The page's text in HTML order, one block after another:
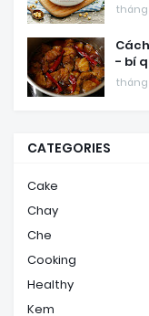
tháng
- bí
tháng
CATEGORIES
Cake
Chay
Che
Cooking
Healthy
Kem